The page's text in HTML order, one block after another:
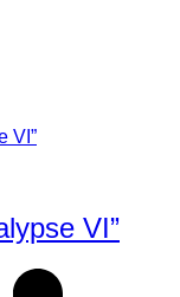
VI”